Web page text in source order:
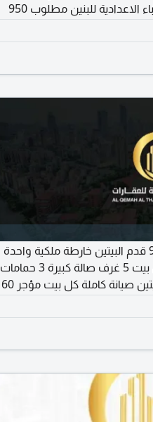
7000 درهم الفيلا مقابلة مدرسة الشهباء الاعدادية للبنين مطلوب 950
2 بيت في الشهباء مساحة الأرض 9000 قدم البيتين خارطة ملكية واحدة
مساحة كل بيت 4500 قدم تفاصيل كل بيت 5 غرف صالة كبيرة 3 حمامات
حوش من الأمام وحوش من الخلف البيتين صيانة كاملة كل بيت مؤجر 60